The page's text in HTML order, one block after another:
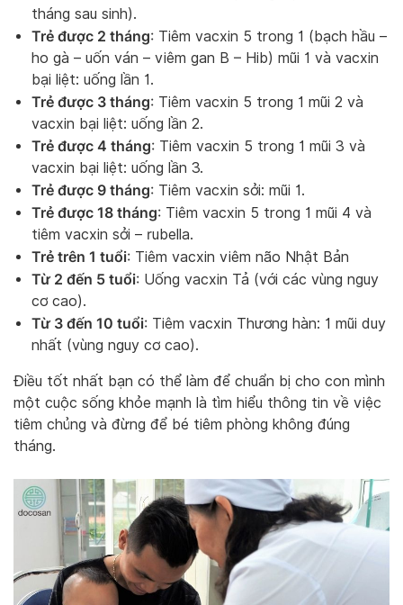
tháng sau sinh).
Trẻ được 2 tháng: Tiêm vacxin 5 trong 1 (bạch hầu –
ho gà – uốn ván – viêm gan B – Hib) mũi 1 và vacxin
bại liệt: uống lần 1.
Trẻ được 3 tháng: Tiêm vacxin 5 trong 1 mũi 2 và
vacxin bại liệt: uống lần 2.
Trẻ được 4 tháng: Tiêm vacxin 5 trong 1 mũi 3 và
vacxin bại liệt: uống lần 3.
Trẻ được 9 tháng: Tiêm vacxin sởi: mũi 1.
Trẻ được 18 tháng: Tiêm vacxin 5 trong 1 mũi 4 và
tiêm vacxin sởi – rubella.
Trẻ trên 1 tuổi: Tiêm vacxin viêm não Nhật Bản
Từ 2 đến 5 tuổi: Uống vacxin Tả (với các vùng nguy
cơ cao).
Từ 3 đến 10 tuổi: Tiêm vacxin Thương hàn: 1 mũi duy
nhất (vùng nguy cơ cao).
Điều tốt nhất bạn có thể làm để chuẩn bị cho con mình
một cuộc sống khỏe mạnh là tìm hiểu thông tin về việc
tiêm chủng và đừng để bé tiêm phòng không đúng
tháng.